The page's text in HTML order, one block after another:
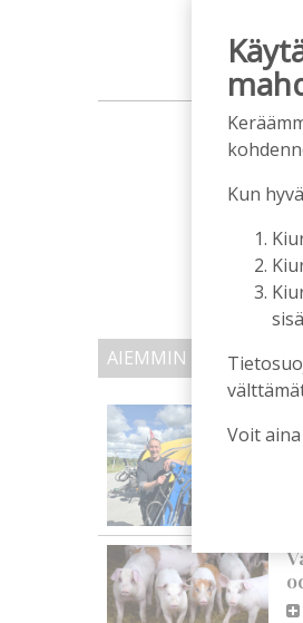
AIEMMIN AIHEESTA
Kun
Voit